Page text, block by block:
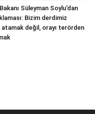
Süleyman Soylu’dan
Bizim derdimiz
atamak değil, orayı terörden